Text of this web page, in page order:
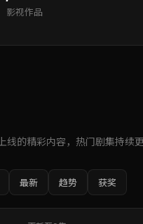
影视作品
线的精彩内容，热门剧集持续
最新 趋势 获奖